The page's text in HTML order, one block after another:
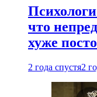
что
хуже
2 года спустя2